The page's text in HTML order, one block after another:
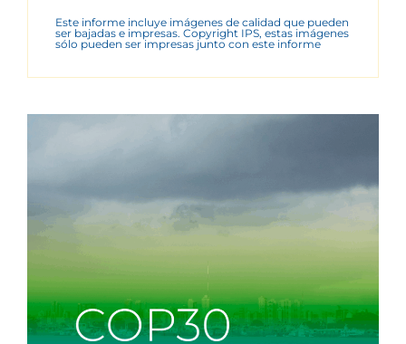
Este informe incluye imágenes de calidad que pueden
ser bajadas e impresas. Copyright IPS, estas imágenes
sólo pueden ser impresas junto con este informe